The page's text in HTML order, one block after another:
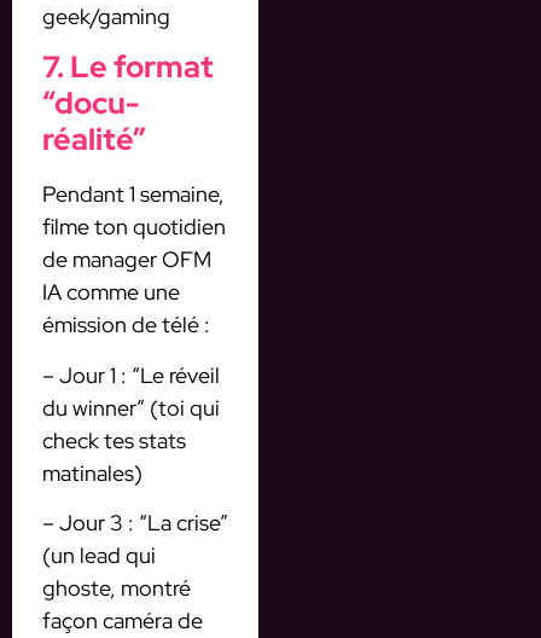
geek/gaming
7. Le format
“docu-
réalité”
Pendant 1 semaine,
filme ton quotidien
de manager OFM
IA comme une
émission de télé :
– Jour 1 : “Le réveil
du winner” (toi qui
check tes stats
matinales)
– Jour 3 : “La crise”
(un lead qui
ghoste, montré
façon caméra de